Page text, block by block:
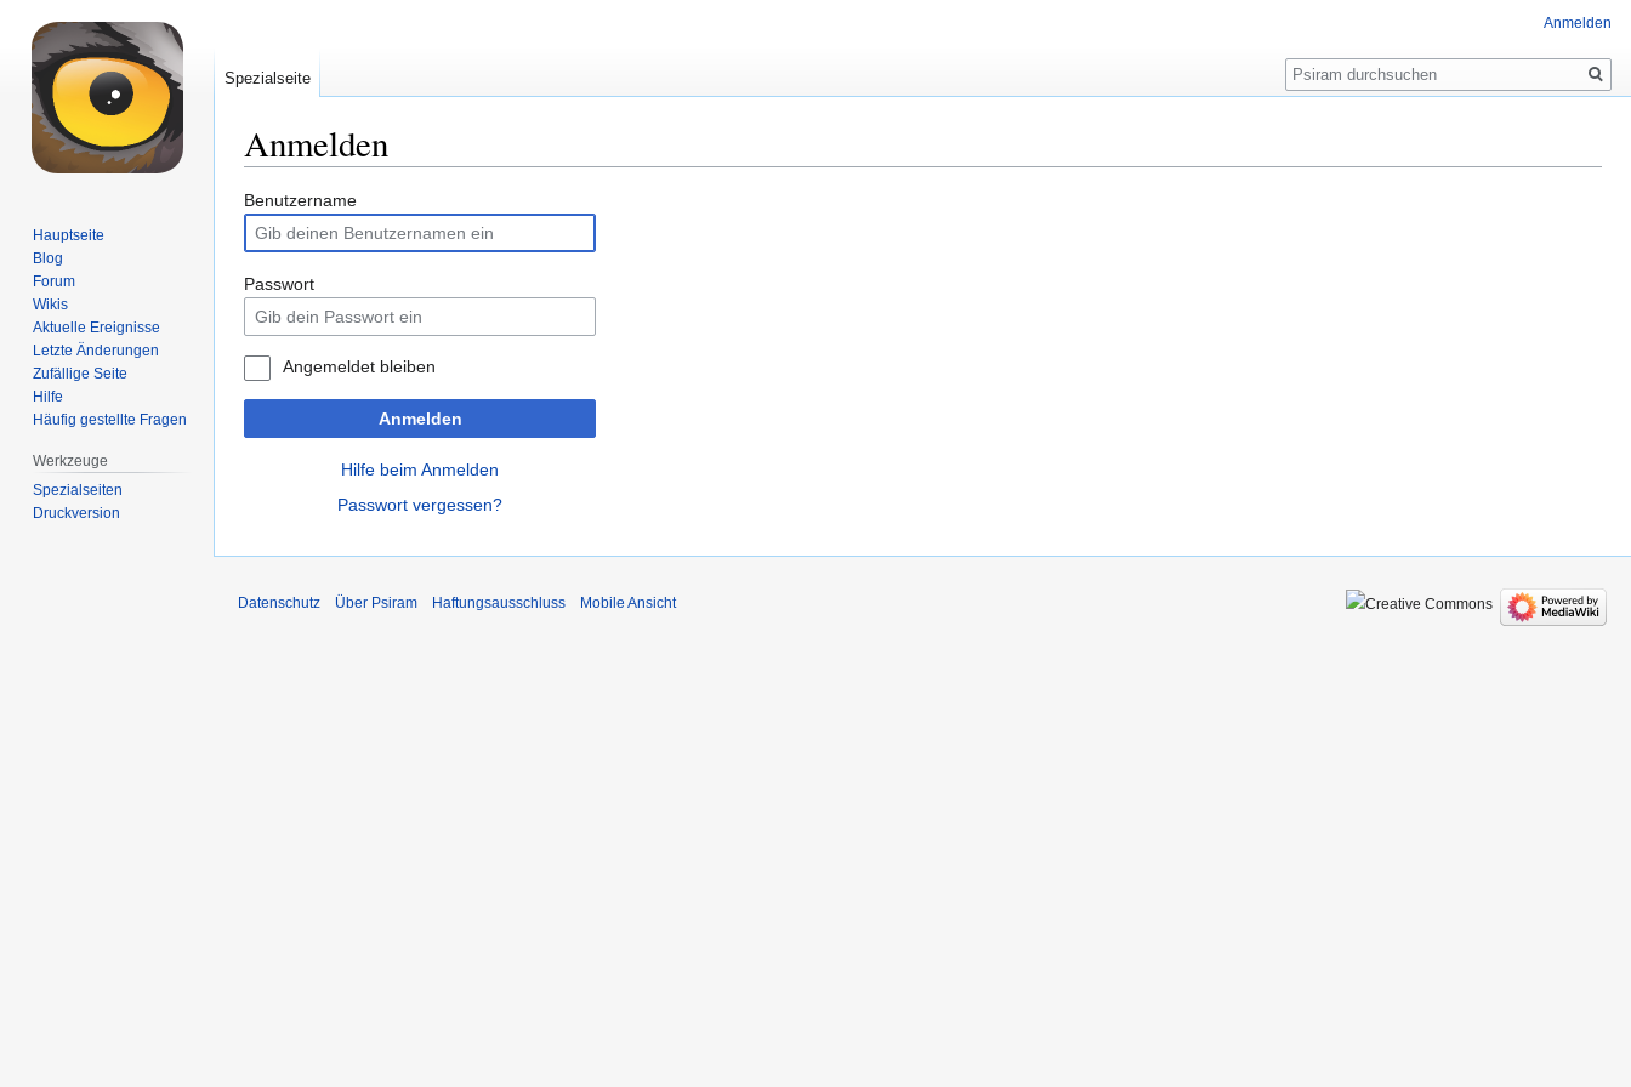
Anmelden
Zur
Navigation
springen
Zur
Suche
springen
Benutzername
Passwort
Angemeldet bleiben
Anmelden
Hilfe beim Anmelden
Passwort vergessen?
Anmelden
Spezialseite
Suche
Hauptseite
Blog
Forum
Wikis
Aktuelle Ereignisse
Letzte Änderungen
Zufällige Seite
Hilfe
Häufig gestellte Fragen
Werkzeuge
Spezialseiten
Druckversion
Datenschutz Über Psiram Haftungsausschluss Mobile Ansicht